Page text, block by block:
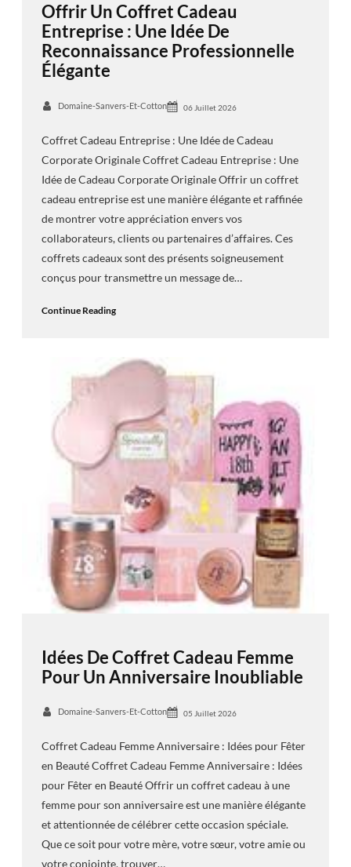
Offrir Un Coffret Cadeau
Entreprise : Une Idée De
Reconnaissance Professionnelle
Élégante
Domaine-Sanvers-Et-Cotton 06 Juillet 2026
Coffret Cadeau Entreprise : Une Idée de Cadeau
Corporate Originale Coffret Cadeau Entreprise : Une
Idée de Cadeau Corporate Originale Offrir un coffret
cadeau entreprise est une manière élégante et raffinée
de montrer votre appréciation envers vos
collaborateurs, clients ou partenaires d’affaires. Ces
coffrets cadeaux sont des présents soigneusement
conçus pour transmettre un message de…
Continue Reading
Idées De Coffret Cadeau Femme
Pour Un Anniversaire Inoubliable
Domaine-Sanvers-Et-Cotton 05 Juillet 2026
Coffret Cadeau Femme Anniversaire : Idées pour Fêter
en Beauté Coffret Cadeau Femme Anniversaire : Idées
pour Fêter en Beauté Offrir un coffret cadeau à une
femme pour son anniversaire est une manière élégante
et attentionnée de célébrer cette occasion spéciale.
Que ce soit pour votre mère, votre sœur, votre amie ou
votre conjointe, trouver…